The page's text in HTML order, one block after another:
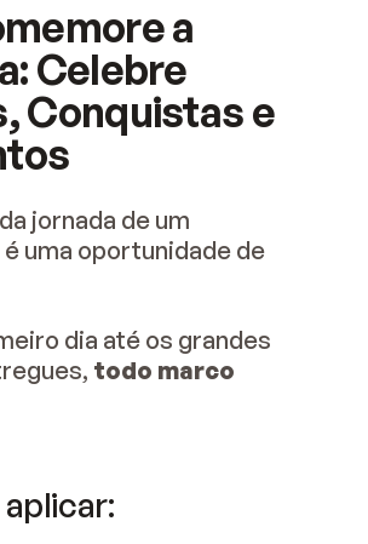
a
Celebre
Conquistas e
jornada de um
uma oportunidade de
dia até os grandes
todo marco